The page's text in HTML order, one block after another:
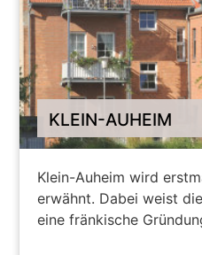
KLEIN-AUHEIM
Klein-Auheim wird
erwähnt. Dabei weist
eine fränkische